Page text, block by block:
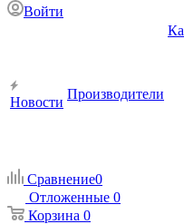
Войти
Новости
Производители
Сравнение0
Отложенные 0
Корзина 0